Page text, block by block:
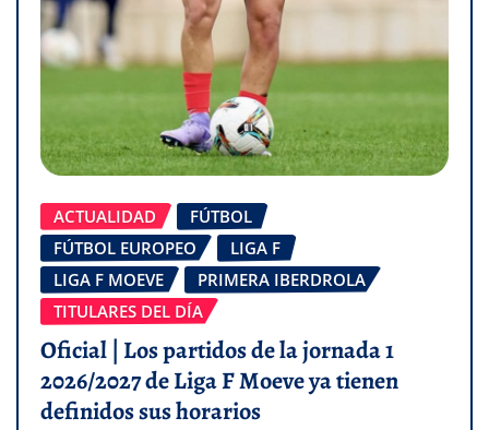
ACTUALIDAD
FÚTBOL
FÚTBOL EUROPEO
LIGA F
LIGA F MOEVE
PRIMERA IBERDROLA
TITULARES DEL DÍA
Oficial | Los partidos de la jornada 1
2026/2027 de Liga F Moeve ya tienen
definidos sus horarios